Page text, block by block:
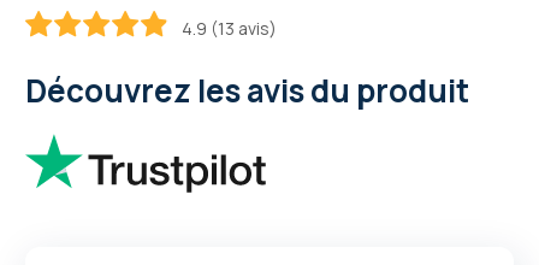
4.9 (13 avis)
Découvrez les avis du produit